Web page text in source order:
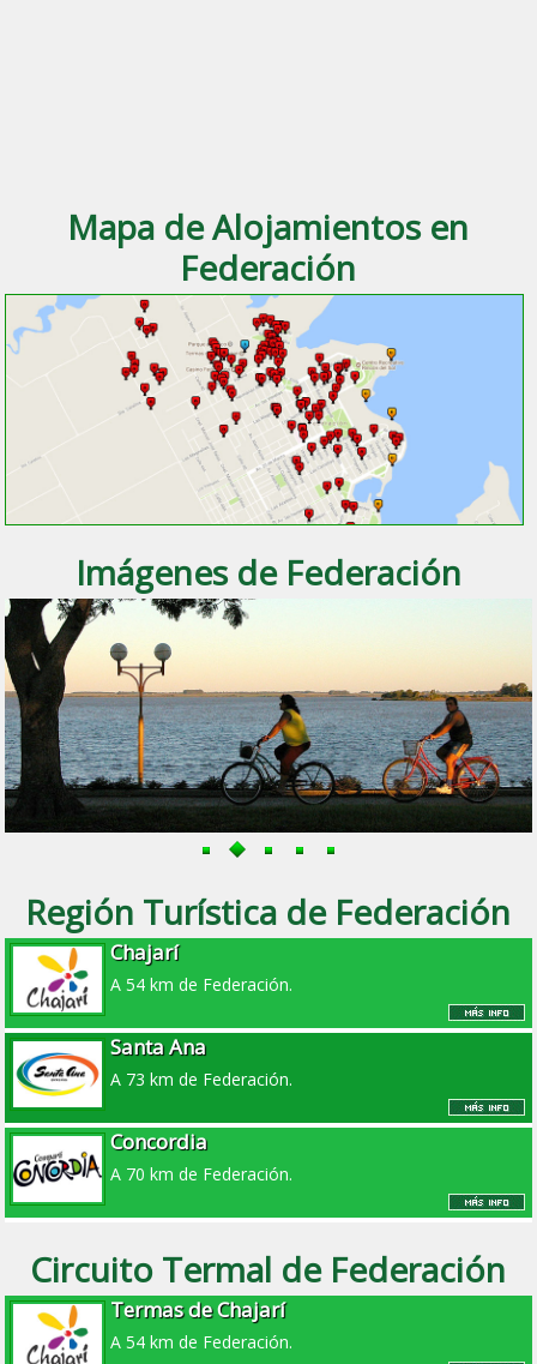
Mapa de Alojamientos en
Federación
Imágenes de Federación
Región Turística de Federación
Chajarí
A 54 km de Federación.
Santa Ana
A 73 km de Federación.
Concordia
A 70 km de Federación.
Circuito Termal de Federación
Termas de Chajarí
A 54 km de Federación.